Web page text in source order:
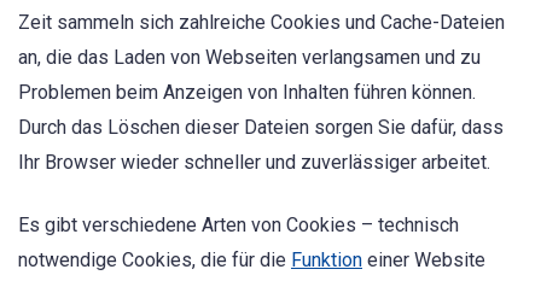
Zeit sammeln sich zahlreiche Cookies und Cache-Dateien
an, die das Laden von Webseiten verlangsamen und zu
Problemen beim Anzeigen von Inhalten führen können.
Durch das Löschen dieser Dateien sorgen Sie dafür, dass
Ihr Browser wieder schneller und zuverlässiger arbeitet.
Es gibt verschiedene Arten von Cookies – technisch
notwendige Cookies, die für die Funktion einer Website